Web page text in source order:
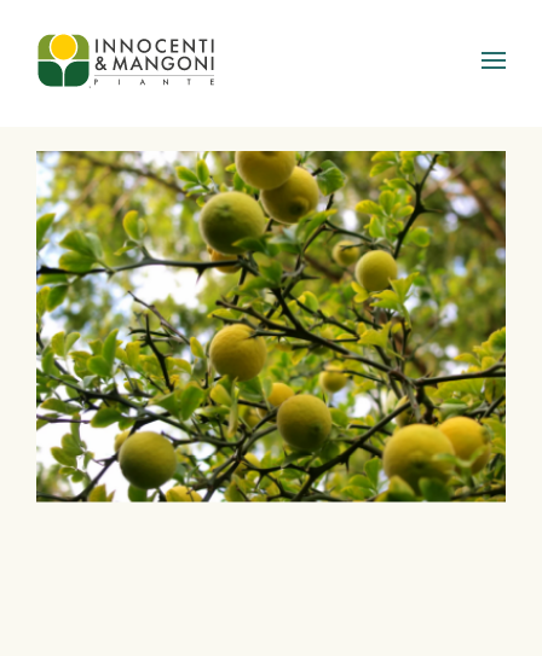
Skip to main content